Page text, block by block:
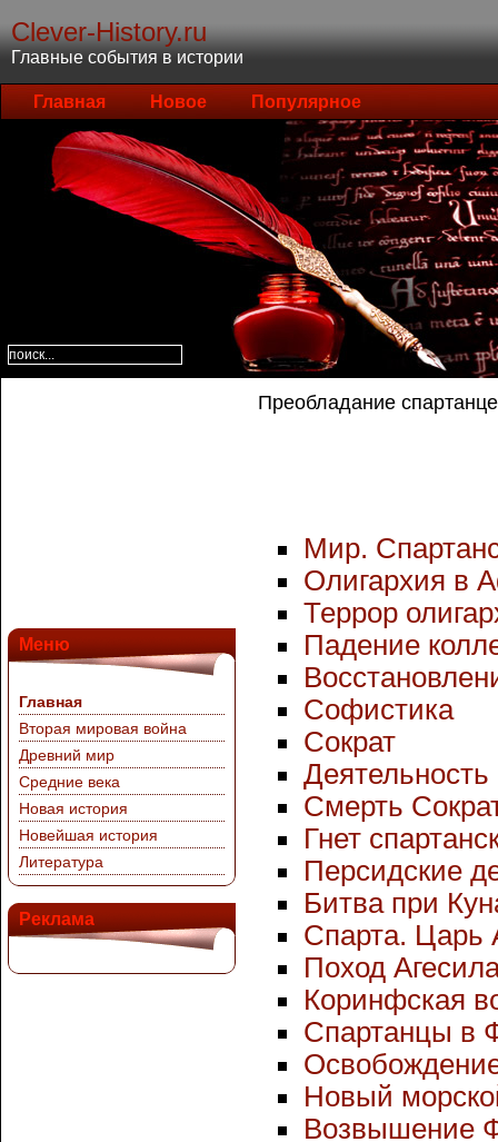
Clever-History.ru
Главные события в истории
Главная Новое Популярное
Меню
Главная
Вторая мировая война
Древний мир
Средние века
Новая история
Новейшая история
Литература
Реклама
Преобладание
Мир.
Олигархия в
Террор
Падение
Софистика
Сократ
Деятельность
Смерть
Гнет
Персидские
Битва при
Спарта. Царь
Поход
Коринфская
Спартанцы в
Новый
Возвышение